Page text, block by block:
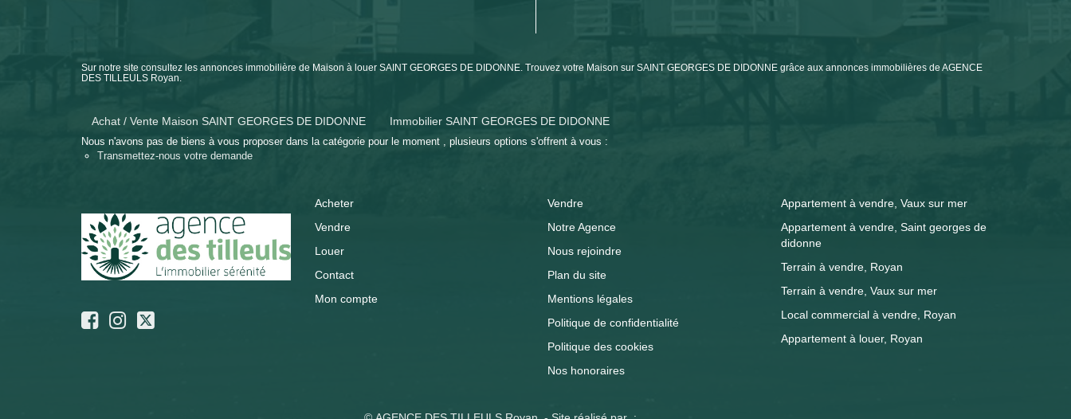
Sur notre site consultez les annonces immobilière de Maison à louer SAINT GEORGES DE DIDONNE. Trouvez votre Maison sur SAINT GEORGES DE DIDONNE grâce aux annonces immobilières de AGENCE
DES TILLEULS Royan.
Achat / Vente Maison SAINT GEORGES DE DIDONNE Immobilier SAINT GEORGES DE DIDONNE
Nous n'avons pas de biens à vous proposer dans la catégorie pour le moment , plusieurs options s'offrent à vous :
Transmettez-nous votre demande
Acheter
Vendre
Louer
Contact
Mon compte
Vendre
Notre Agence
Nous rejoindre
Plan du site
Mentions légales
Politique de confidentialité
Politique des cookies
Nos honoraires
Appartement à vendre, Vaux sur mer
Appartement à vendre, Saint georges de
didonne
Terrain à vendre, Royan
Terrain à vendre, Vaux sur mer
Local commercial à vendre, Royan
Appartement à louer, Royan